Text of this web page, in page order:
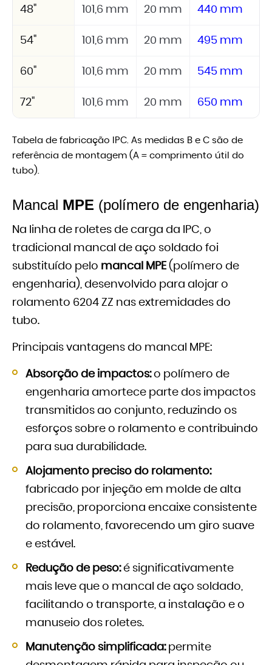
48" 101,6 mm 20 mm 440 mm
54" 101,6 mm 20 mm 495 mm
60" 101,6 mm 20 mm 545 mm
72" 101,6 mm 20 mm 650 mm
Tabela de fabricação IPC. As medidas B e C são de
referência de montagem (A = comprimento útil do
tubo).
Mancal MPE (polímero de engenharia)
Na linha de roletes de carga da IPC, o
tradicional mancal de aço soldado foi
substituído pelo mancal MPE (polímero de
engenharia), desenvolvido para alojar o
rolamento 6204 ZZ nas extremidades do
tubo.
Principais vantagens do mancal MPE:
Absorção de impactos:o polímero de
engenharia amortece parte dos impactos
transmitidos ao conjunto, reduzindo os
esforços sobre o rolamento e contribuindo
para sua durabilidade.
Alojamento preciso do rolamento:
fabricado por injeção em molde de alta
precisão, proporciona encaixe consistente
do rolamento, favorecendo um giro suave
e estável.
Redução de peso:é significativamente
mais leve que o mancal de aço soldado,
facilitando o transporte, a instalação e o
manuseio dos roletes.
Manutenção simplificada:permite